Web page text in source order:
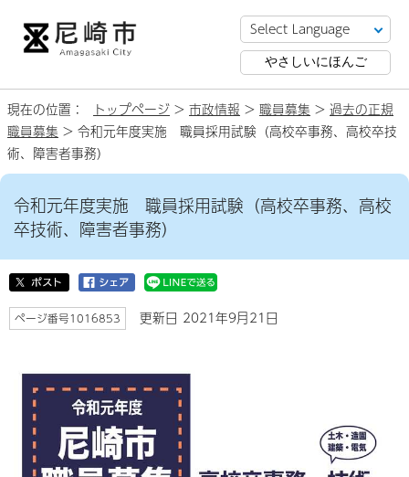
やさしいにほんご
現在の位置： トップページ > 市政情報 > 職員募集 > 過去の正規
職員募集 > 令和元年度実施 職員採用試験（高校卒事務、高校卒技
術、障害者事務）
令和元年度実施 職員採用試験（高校卒事務、高校
卒技術、障害者事務）
ページ番号1016853 更新日 2021年9月21日